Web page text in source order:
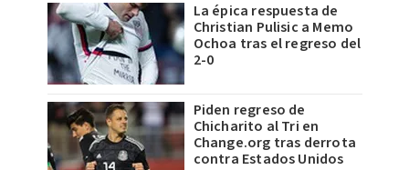
La épica respuesta de
Christian Pulisic a Memo
Ochoa tras el regreso del
2-0
Piden regreso de
Chicharito al Tri en
Change.org tras derrota
contra Estados Unidos